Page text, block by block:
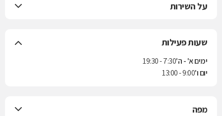
על השירות
שעות פעילות
ימים א' - ה'7:30 - 19:30
יום ו'9:00 - 13:00
מפה